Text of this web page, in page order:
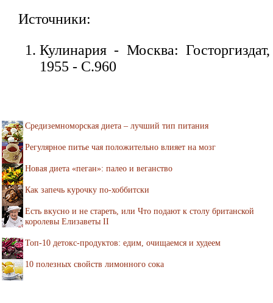
Источники:
Кулинария - Москва: Госторгиздат,
1955 - С.960
Средиземноморская диета – лучший тип питания
Регулярное питье чая положительно влияет на мозг
Новая диета «пеган»: палео и веганство
Как запечь курочку по-хоббитски
Есть вкусно и не стареть, или Что подают к столу британской
королевы Елизаветы II
Топ-10 детокс-продуктов: едим, очищаемся и худеем
10 полезных свойств лимонного сока